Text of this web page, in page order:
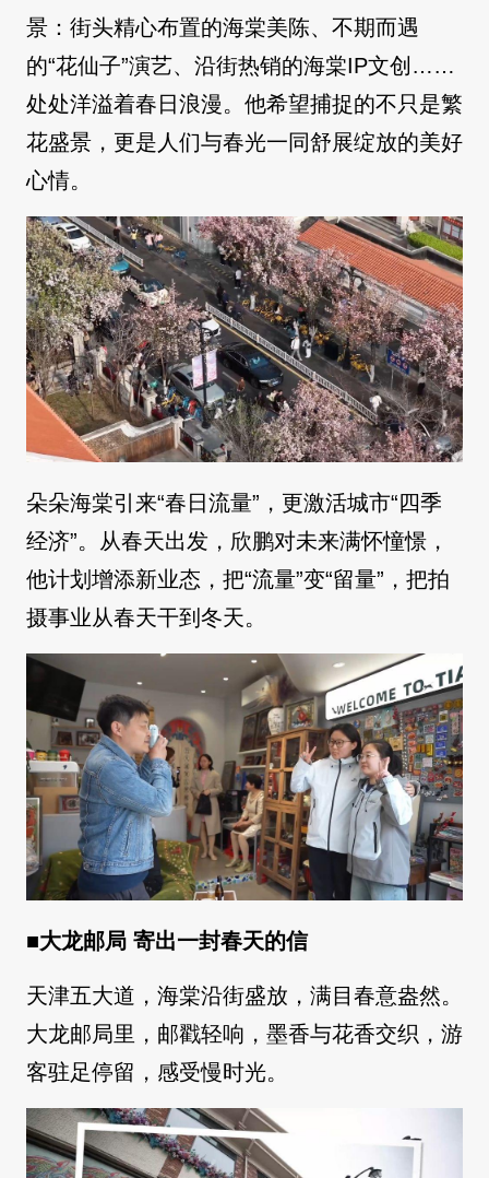
景：街头精心布置的海棠美陈、不期而遇
的“花仙子”演艺、沿街热销的海棠IP文创……
处处洋溢着春日浪漫。他希望捕捉的不只是繁
花盛景，更是人们与春光一同舒展绽放的美好
心情。
朵朵海棠引来“春日流量”，更激活城市“四季
经济”。从春天出发，欣鹏对未来满怀憧憬，
他计划增添新业态，把“流量”变“留量”，把拍
摄事业从春天干到冬天。
■大龙邮局 寄出一封春天的信
天津五大道，海棠沿街盛放，满目春意盎然。
大龙邮局里，邮戳轻响，墨香与花香交织，游
客驻足停留，感受慢时光。